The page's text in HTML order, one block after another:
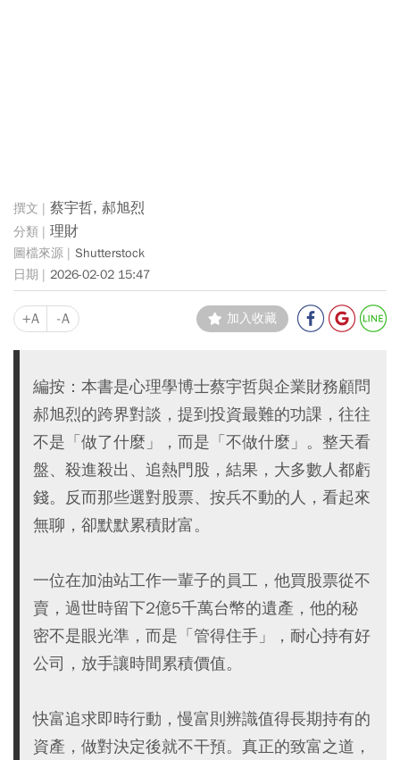
蔡宇哲, 郝旭烈
理財
Shutterstock
2026-02-02 15:47
+A -A 加入收藏
編按：本書是心理學博士蔡宇哲與企業財務顧問
郝旭烈的跨界對談，提到投資最難的功課，往往
不是「做了什麼」，而是「不做什麼」。整天看
盤、殺進殺出、追熱門股，結果，大多數人都虧
錢。反而那些選對股票、按兵不動的人，看起來
無聊，卻默默累積財富。
一位在加油站工作一輩子的員工，他買股票從不
賣，過世時留下2億5千萬台幣的遺產，他的秘
密不是眼光準，而是「管得住手」，耐心持有好
公司，放手讓時間累積價值。
快富追求即時行動，慢富則辨識值得長期持有的
資產，做對決定後就不干預。真正的致富之道，